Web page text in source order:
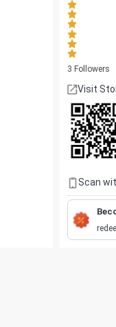
3 Followers
Visit
Scan